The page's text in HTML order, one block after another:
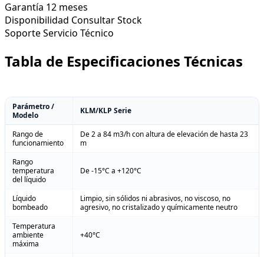
Garantía 12 meses
Disponibilidad Consultar Stock
SoporteServicio Técnico
Tabla de Especificaciones Técnicas
Parámetro /
Modelo
KLM/KLP Serie
Rango de
funcionamiento
De 2 a 84 m3/h con altura de elevación de hasta 23
m
Rango
temperatura
del líquido
De -15°C a +120°C
Líquido
bombeado
Limpio, sin sólidos ni abrasivos, no viscoso, no
agresivo, no cristalizado y químicamente neutro
Temperatura
ambiente
máxima
+40°C